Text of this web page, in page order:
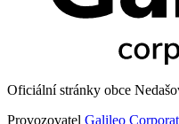
Oficiální stránky obce
Provozovatel Galileo